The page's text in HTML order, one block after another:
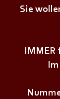
Sie
IMMER